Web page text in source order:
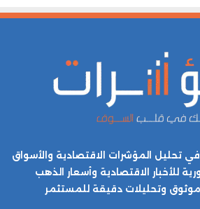
المؤشرات الاقتصادية والأسواق
للأخبار الاقتصادية وأسعار الذهب
وتحليلات دقيقة للمستثمر